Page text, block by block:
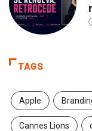
TAGS
Apple
Cannes Lions